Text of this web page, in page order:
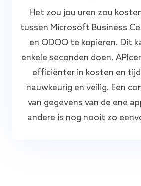
Het zou jou uren zou
tussen Microsoft Business
en ODOO te kopiëren. Dit
enkele seconden doen.
efficiënter in kosten en
nauwkeurig en veilig. Een
van gegevens van de ene
andere is nog nooit zo